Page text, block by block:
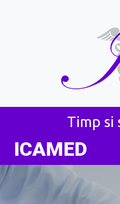
Timp
ICAMED